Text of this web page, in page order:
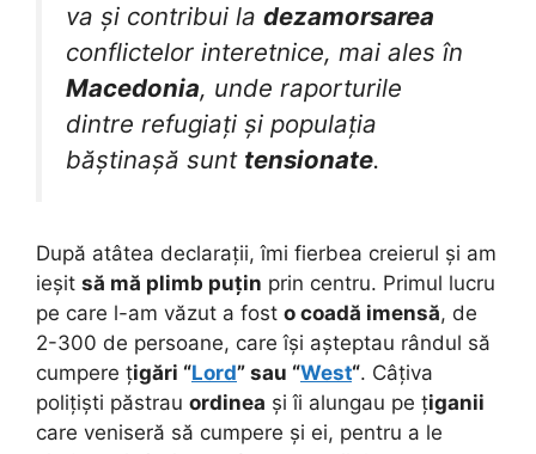
va și contribui la dezamorsarea
conflictelor interetnice, mai ales în
Macedonia, unde raporturile
dintre refugiați și populația
băștinașă sunt tensionate.
După atâtea declarații, îmi fierbea creierul și am
ieșit să mă plimb puțin prin centru. Primul lucru
pe care l-am văzut a fost o coadă imensă, de
2-300 de persoane, care își așteptau rândul să
cumpere țigări “Lord” sau “West“. Câțiva
polițiști păstrau ordinea și îi alungau pe țiganii
care veniseră să cumpere și ei, pentru a le